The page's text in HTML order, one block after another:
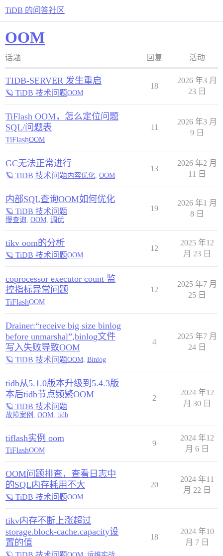
TiDB 的问答社区
OOM
话题 回复 活动
TIDB-SERVER 发生重启
🪐 TiDB 技术问题OOM
18
2026 年3 月
23 日
TiFlash OOM，怎么定位问题
SQL/问题表
TiFlashOOM
11
2026 年3 月
9 日
GC无法正常进行
🪐 TiDB 技术问题内容优化 OOM
13
2026 年2 月
11 日
内部SQL查询OOM如何优化
🪐 TiDB 技术问题
慢查询, OOM, 调优
19
2026 年1 月
8 日
tikv oom的分析
🪐 TiDB 技术问题OOM
12
2025 年12
月 23 日
coprocessor executor count 监
控指标异常问题
TiFlashOOM
12
2025 年7 月
25 日
Drainer:“receive big size binlog
before unmarshal”,binlog文件
写入失败导致OOM
🪐 TiDB 技术问题OOM Binlog
4
2025 年7 月
24 日
tidb从5.1.0版本升级到5.4.3版
本后tidb节点频繁OOM
🪐 TiDB 技术问题
故障案例 , OOM, tidb
2
2024 年12
月 30 日
tiflash实例 oom
TiFlashOOM
9
2024 年12
月 6 日
OOM问题排查，查看日志中
的SQL内存耗用不大
🪐 TiDB 技术问题OOM
20
2024 年11
月 22 日
tikv内存不断上涨超过
storage.block-cache.capacity设
置的值
OOM 运维实战
18
2024 年10
月 7 日